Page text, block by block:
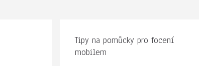
Tipy na pomůcky pro focení
mobilem